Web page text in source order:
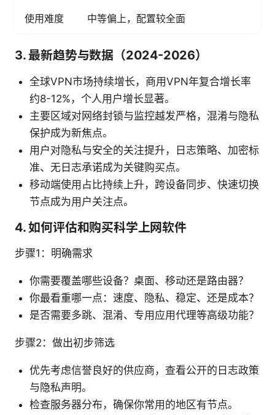
使用难度 中等偏上，配置较全面
3. 最新趋势与数据（2024-2026）
全球VPN市场持续增长，商用VPN年复合增长率
约8-12%，个人用户增长显著。
主要区域对网络封锁与监控越发严格，混淆与隐私
保护成为新焦点。
用户对隐私与安全的关注提升，日志策略、加密标
准、无日志承诺成为关键购买点。
移动端使用占比持续上升，跨设备同步、快速切换
节点成为用户关注点。
4. 如何评估和购买科学上网软件
步骤1：明确需求
你需要覆盖哪些设备？桌面、移动还是路由器？
你最看重哪一点：速度、隐私、稳定、还是成本？
是否需要多跳、混淆、专用应用代理等高级功能？
步骤2：做出初步筛选
优先考虑信誉良好的供应商，查看公开的日志政策
与隐私声明。
检查服务器分布，确保你常用的地区有节点。